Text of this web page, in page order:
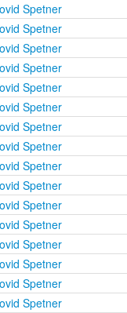
Spetner
Spetner
Spetner
Spetner
Spetner
Spetner
Spetner
Spetner
Spetner
Spetner
Spetner
Spetner
Spetner
Spetner
Spetner
Spetner